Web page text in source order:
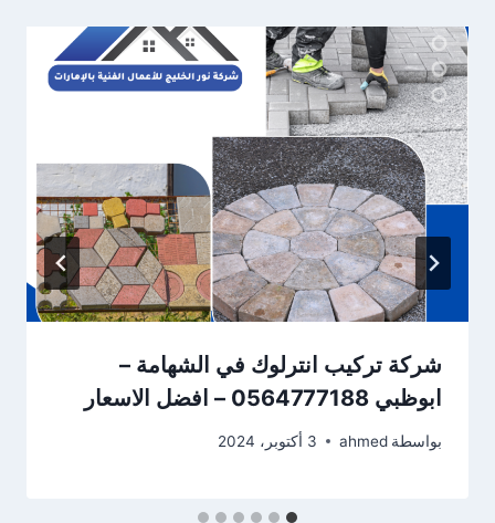
شركة تركيب انترلوك في الشهامة –
ابوظبي 0564777188 – افضل الاسعار
بواسطة ahmed 3 أكتوبر، 2024